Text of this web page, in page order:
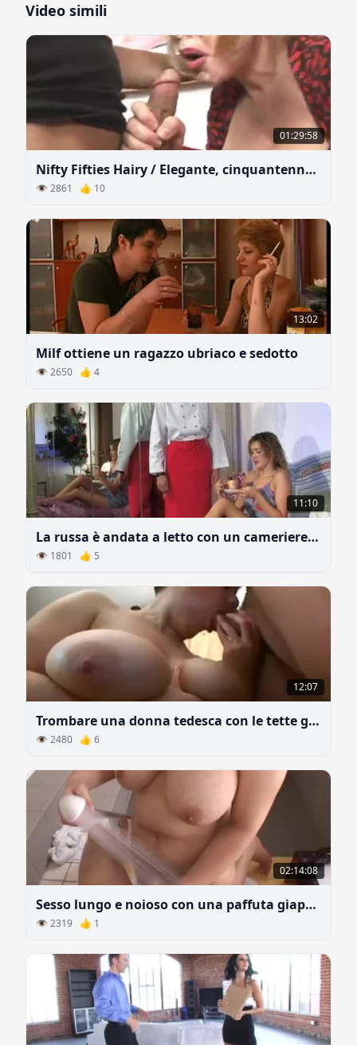
Video simili
01:29:58
Nifty Fifties Hairy / Elegante, cinquantenne, pelose (2008)
👁 2861 👍 10
13:02
Milf ottiene un ragazzo ubriaco e sedotto
👁 2650 👍 4
11:10
La russa è andata a letto con un cameriere in Turchia
👁 1801 👍 5
12:07
Trombare una donna tedesca con le tette grosse
👁 2480 👍 6
02:14:08
Sesso lungo e noioso con una paffuta giapponese
👁 2319 👍 1